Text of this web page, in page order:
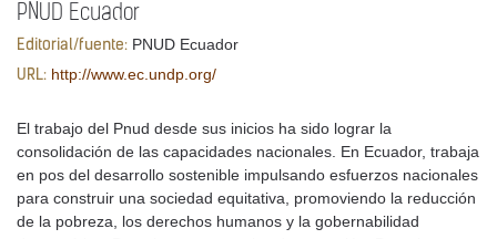
PNUD Ecuador
Editorial/fuente: PNUD Ecuador
URL: http://www.ec.undp.org/
El trabajo del Pnud desde sus inicios ha sido lograr la
consolidación de las capacidades nacionales. En Ecuador, trabaja
en pos del desarrollo sostenible impulsando esfuerzos nacionales
para construir una sociedad equitativa, promoviendo la reducción
de la pobreza, los derechos humanos y la gobernabilidad